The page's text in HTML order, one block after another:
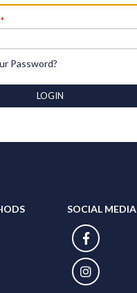
Password?
LOGIN
SOCIAL MEDIA